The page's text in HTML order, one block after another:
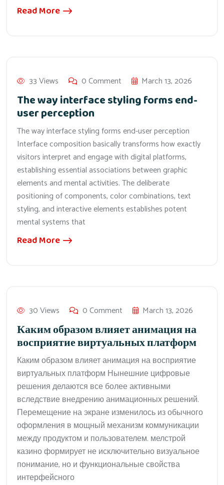
Read More
33 Views 0 Comment March 13, 2026
The way interface styling forms end-
user perception
The way interface styling forms end-user perception
Interface composition basically transforms how exactly
visitors interpret and engage with digital platforms,
establishing essential associations between graphic
elements and mental activities. The deliberate
positioning of components, color combinations, text
styling, and interactive elements establishes potent
mental systems that
Read More
30 Views 0 Comment March 13, 2026
Каким образом влияет анимация на
восприятие виртуальных платформ
Каким образом влияет анимация на восприятие
виртуальных платформ Нынешние цифровые
решения делаются все более активными
вследствие внедрению анимационных решений.
Перемещение на экране изменилось из обычного
оформления в мощный механизм коммуникации
между продуктом и пользователем. мелстрой
казино формирует не исключительно визуальное
понимание, но и функциональные свойства
интерфейсного